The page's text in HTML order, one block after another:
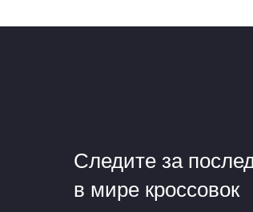
Следите за
в мире кроссовок